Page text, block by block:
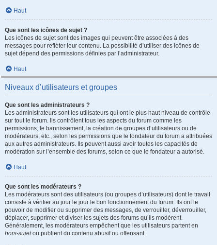
Haut
Que sont les icônes de sujet ?
Les icônes de sujet sont des images qui peuvent être associées à des
messages pour refléter leur contenu. La possibilité d’utiliser des icônes de
sujet dépend des permissions définies par l’administrateur.
Haut
Niveaux d’utilisateurs et groupes
Que sont les administrateurs ?
Les administrateurs sont les utilisateurs qui ont le plus haut niveau de contrôle
sur tout le forum. Ils contrôlent tous les aspects du forum comme les
permissions, le bannissement, la création de groupes d’utilisateurs ou de
modérateurs, etc., selon les permissions que le fondateur du forum a attribuées
aux autres administrateurs. Ils peuvent aussi avoir toutes les capacités de
modération sur l’ensemble des forums, selon ce que le fondateur a autorisé.
Haut
Que sont les modérateurs ?
Les modérateurs sont des utilisateurs (ou groupes d’utilisateurs) dont le travail
consiste à vérifier au jour le jour le bon fonctionnement du forum. Ils ont le
pouvoir de modifier ou supprimer des messages, de verrouiller, déverrouiller,
déplacer, supprimer et diviser les sujets des forums qu’ils modèrent.
Généralement, les modérateurs empêchent que les utilisateurs partent en
hors-sujetou publient du contenu abusif ou offensant.